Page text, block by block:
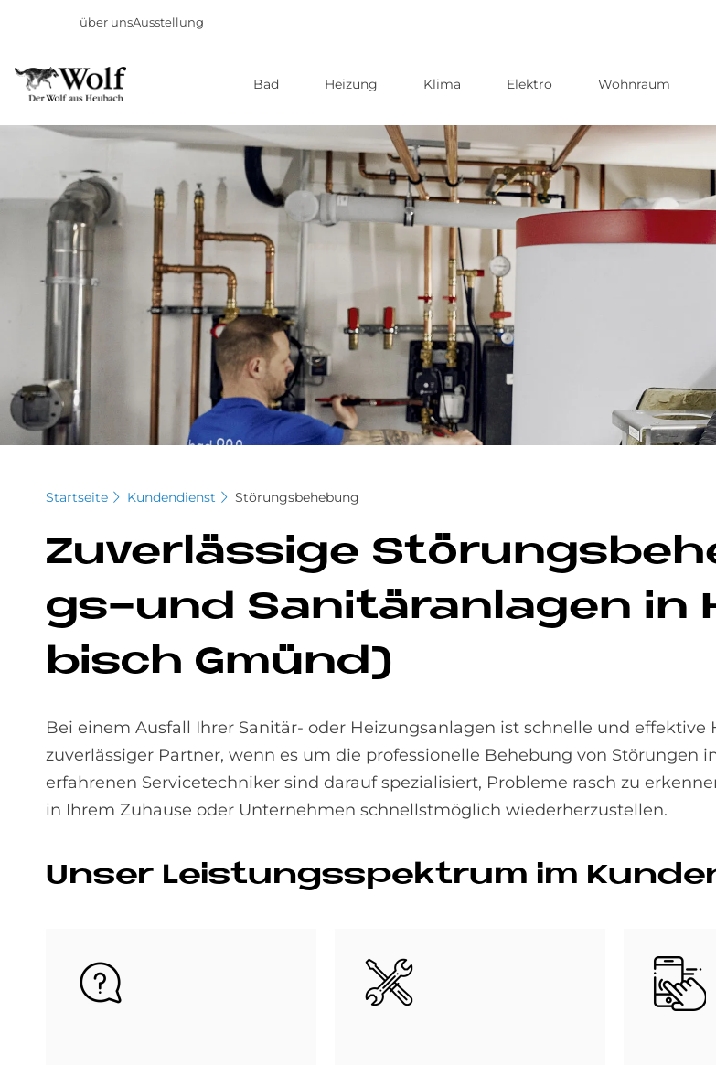
Direkt
über unsAusstellung
Bad Heizung Klima Elektro Wohnraum
Startseite Kundendienst Störungsbehebung
Zu­ver­läs­si­ge
gs-und Sa­ni­tär­an­la­gen in
bisch Gmünd)
Bei einem Ausfall Ihrer Sanitär- oder Heizungsanlagen ist schnelle und effektive
zuverlässiger Partner, wenn es um die professionelle Behebung von Störungen
erfahrenen Servicetechniker sind darauf spezialisiert, Probleme rasch zu
in Ihrem Zuhause oder Unternehmen schnellstmöglich wiederherzustellen.
Un­ser Lei­stungs­spek­trum im
Bild Bild Bild